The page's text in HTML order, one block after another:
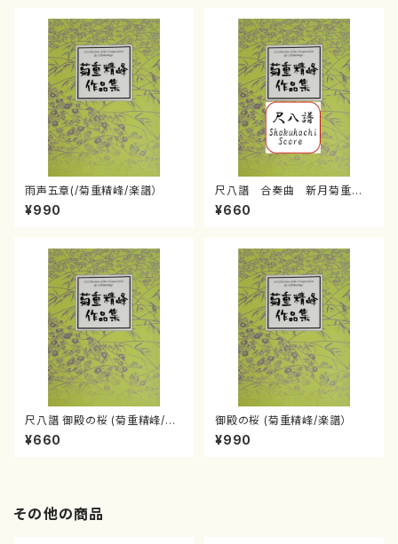
雨声五章(/菊重精峰/楽譜）
¥990
尺八譜 合奏曲 新月菊重精
峰/菊重精峰/楽譜）
¥660
尺八譜 御殿の桜 (菊重精峰/楽
譜）
¥660
御殿の桜 (菊重精峰/楽譜）
¥990
その他の商品